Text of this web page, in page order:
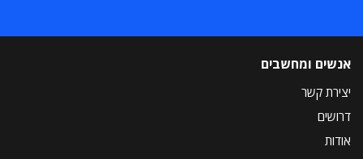
אנשים ומחשבים
יצירת קשר
דרושים
אודות